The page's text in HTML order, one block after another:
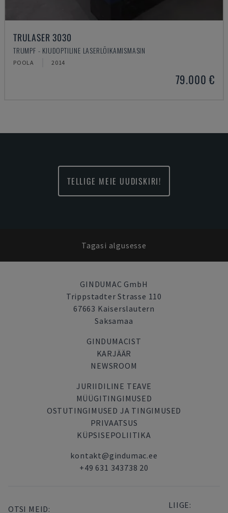
TRULASER 3030
TRUMPF - KIUDOPTILINE LASERLÕIKAMISMASIN
POOLA 2014
79.000 €
TELLIGE MEIE UUDISKIRI!
Tagasi algusesse
GINDUMAC GmbH
Trippstadter Strasse 110
67663 Kaiserslautern
Saksamaa
GINDUMACIST
KARJÄÄR
NEWSROOM
JURIIDILINE TEAVE
MÜÜGITINGIMUSED
OSTUTINGIMUSED JA TINGIMUSED
PRIVAATSUS
KÜPSISEPOLIITIKA
kontakt@gindumac.ee
+49 631 343738 20
OTSI MEID: LIIGE: